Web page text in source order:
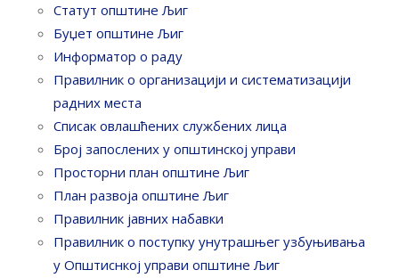
Статут општине Љиг
Буџет општине Љиг
Информатор о раду
Правилник o организацији и систематизацији
радних места
Списак овлашћених службених лица
Број запослених у oпштинској управи
Просторни план општине Љиг
План развоја општине Љиг
Правилник јавних набавки
Правилник о поступку унутрашњег узбуњивања
у Општиснкој управи општине Љиг